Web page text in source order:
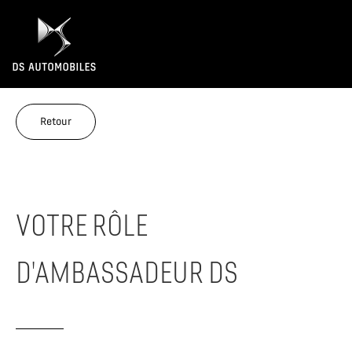
Retour
VOTRE RÔLE
D'AMBASSADEUR DS